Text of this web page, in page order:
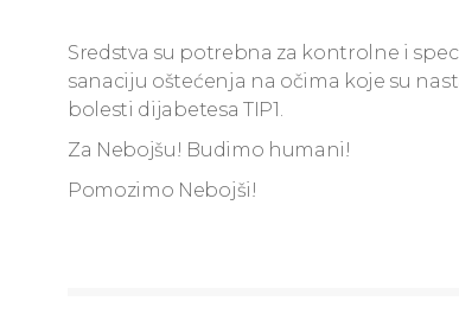
Sredstva su potrebna za kontrolne i
sanaciju oštećenja na očima koje su
bolesti dijabetesa TIP1.
Za Nebojšu! Budimo humani!
Pomozimo Nebojši!